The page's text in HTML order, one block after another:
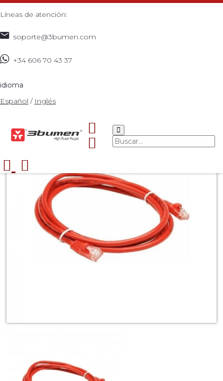
Líneas de atención:
soporte@3bumen.com
+34 606 70 43 37
idioma
Español / Inglés
PATCH CORD CERTIFICADO CAT 5 AZUL DE 0,6
METROS